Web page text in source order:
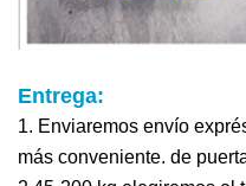
Entrega:
1. Enviaremos envío
más conveniente. de